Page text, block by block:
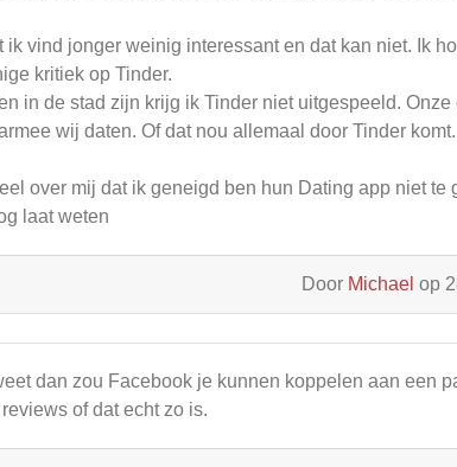
ik vind jonger weinig interessant en dat kan niet. Ik
kritiek op Tinder.
in de stad zijn krijg ik Tinder niet uitgespeeld. Onze
wij daten. Of dat nou allemaal door Tinder
over mij dat ik geneigd ben hun Dating app niet te
laat weten
Door Michael op
dan zou Facebook je kunnen koppelen aan een
of dat echt zo is.